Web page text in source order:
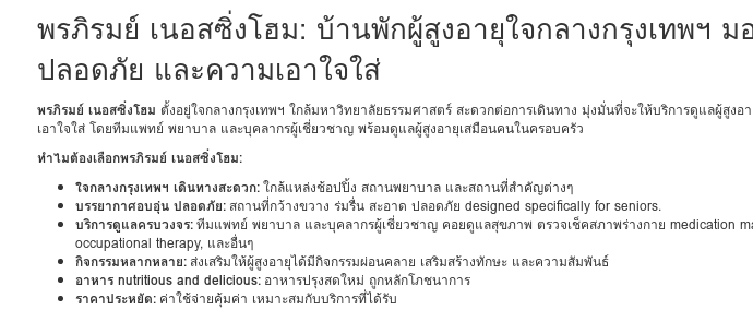
พรภิรมย์ เนอสซิ่งโฮม: บ้านพักผู้สูงอายุใจกลางกรุงเทพฯ
ปลอดภัย และความเอาใจใส่
พรภิรมย์ เนอสซิ่งโฮม ตั้งอยู่ใจกลางกรุงเทพฯ ใกล้มหาวิทยาลัยธรรมศาสตร์ สะดวกต่อการเดินทาง มุ่งมั่นที่จะให้บริการดูแลผู้สูง
เอาใจใส่ โดยทีมแพทย์ พยาบาล และบุคลากรผู้เชี่ยวชาญ พร้อมดูแลผู้สูงอายุเสมือนคนในครอบครัว
ทำไมต้องเลือกพรภิรมย์ เนอสซิ่งโฮม:
ใจกลางกรุงเทพฯ เดินทางสะดวก:ใกล้แหล่งช้อปปิ้ง สถานพยาบาล และสถานที่สำคัญต่างๆ
บรรยากาศอบอุ่น ปลอดภัย:สถานที่กว้างขวาง ร่มรื่น สะอาด ปลอดภัย designed specifically for seniors.
บริการดูแลครบวงจร:ทีมแพทย์ พยาบาล และบุคลากรผู้เชี่ยวชาญ คอยดูแลสุขภาพ ตรวจเช็คสภาพร่างกาย medication
occupational therapy, และอื่นๆ
กิจกรรมหลากหลาย:ส่งเสริมให้ผู้สูงอายุได้มีกิจกรรมผ่อนคลาย เสริมสร้างทักษะ และความสัมพันธ์
อาหาร nutritious and delicious:อาหารปรุงสดใหม่ ถูกหลักโภชนาการ
ราคาประหยัด:ค่าใช้จ่ายคุ้มค่า เหมาะสมกับบริการที่ได้รับ